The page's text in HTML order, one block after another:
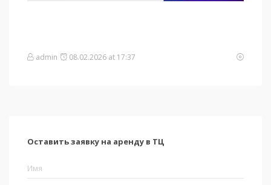
admin 08.02.2026 at 17:37
Оставить заявку на аренду в ТЦ